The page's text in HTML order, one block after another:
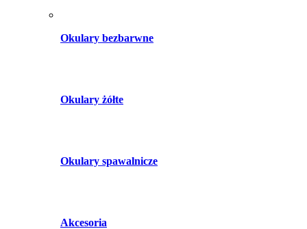
Okulary bezbarwne
Okulary żółte
Okulary spawalnicze
Akcesoria